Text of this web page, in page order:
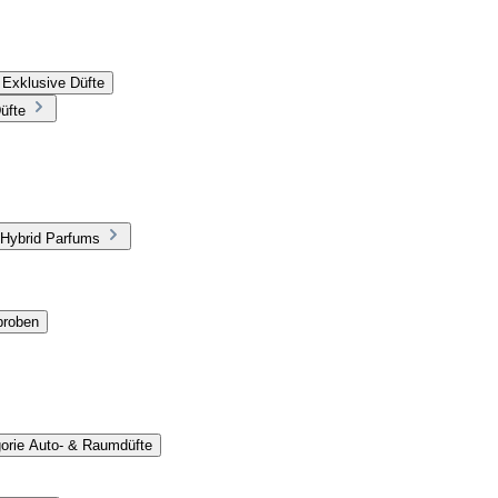
Düfte
Parfums
Auto- & Raumdüfte